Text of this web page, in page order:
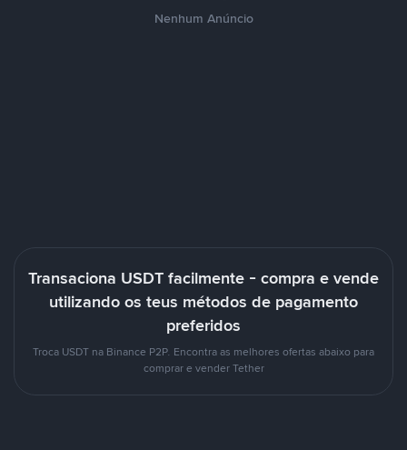
Nenhum Anúncio
Transaciona USDT facilmente - compra e vende
utilizando os teus métodos de pagamento
preferidos
Troca USDT na Binance P2P. Encontra as melhores ofertas abaixo para
comprar e vender Tether